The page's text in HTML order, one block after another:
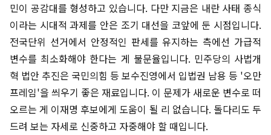
민이 공감대를 형성하고 있습니다. 다만 지금은 내란 사태 종식
이라는 시대적 과제를 안은 조기 대선을 코앞에 둔 시점입니다.
전국단위 선거에서 안정적인 판세를 유지하는 측에선 가급적
변수를 최소화해야 한다는 게 불문율입니다. 민주당의 사법개
혁 법안 추진은 국민의힘 등 보수진영에서 입법권 남용 등 '오만
프레임'을 씌우기 좋은 재료입니다. 이 문제가 새로운 변수로 떠
오르는 게 이재명 후보에게 도움이 될 리 없습니다. 돌다리도 두
드려 보는 자세로 신중하고 자중해야 할 때입니다.